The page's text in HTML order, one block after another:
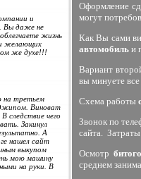
и
Вы даже не
жизнь
желающих
же духе!!!
на третьем
Виноват
следствие чего
Закинул
А
нашел сайт
выкупом
мою машину
на руки. В
Оформление
могут
Как Вы сами
автомобиль и
Вариант
вы минуете
Схема работы
Звонок по
сайта.
Осмотр
среднем